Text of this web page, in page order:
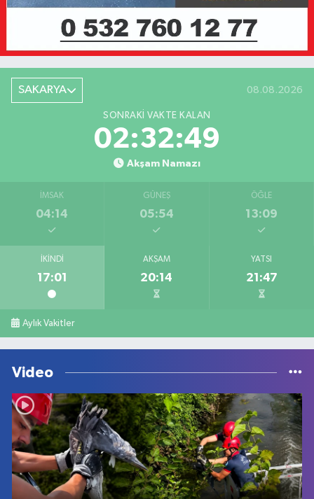
SAKARYA 08.08.2026
SONRAKI VAKTE KALAN
02:32:49
Akşam Namazı
İMSAK
04:14
GÜNEŞ
05:54
ÖĞLE
13:09
İKINDI
17:01
AKŞAM
20:14
YATSI
21:47
Aylık Vakitler
Video